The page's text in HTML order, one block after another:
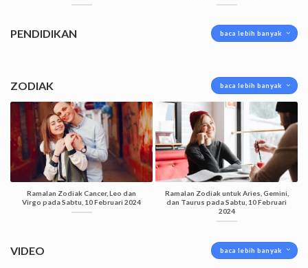
PENDIDIKAN baca lebih banyak
ZODIAK baca lebih banyak
Ramalan Zodiak Cancer, Leo dan
Virgo pada Sabtu, 10 Februari 2024
Ramalan Zodiak untuk Aries, Gemini,
dan Taurus pada Sabtu, 10 Februari
2024
VIDEO baca lebih banyak